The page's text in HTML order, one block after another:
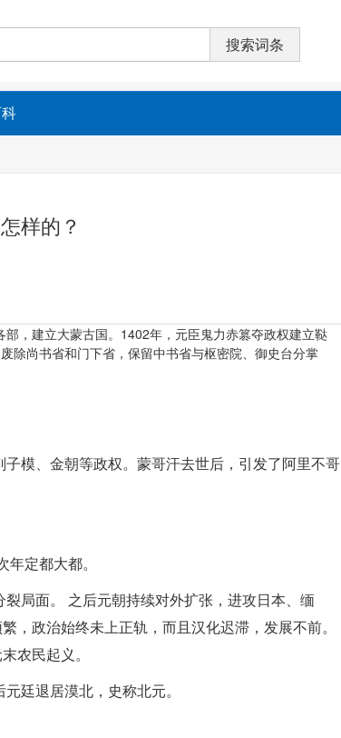
样的？
，建立大蒙古国。1402年，元臣鬼力赤篡夺政权建立鞑
除尚书省和门下省，保留中书省与枢密院、御史台分掌
模、金朝等政权。蒙哥汗去世后，引发了阿里不哥
定都大都。
局面。 之后元朝持续对外扩张，进攻日本、缅
，政治始终未上正轨，而且汉化迟滞，发展不前。
农民起义。
廷退居漠北，史称北元。